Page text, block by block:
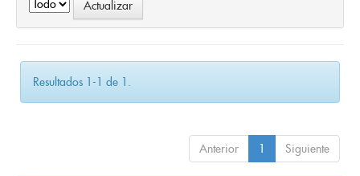
Resultados 1-1 de 1.
Anterior 1 Siguiente